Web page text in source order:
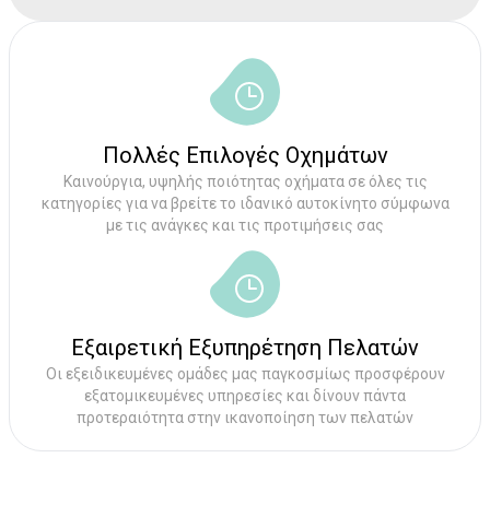
Πολλές Επιλογές Οχημάτων
Καινούργια, υψηλής ποιότητας οχήματα σε όλες τις
κατηγορίες για να βρείτε το ιδανικό αυτοκίνητο σύμφωνα
με τις ανάγκες και τις προτιμήσεις σας
Εξαιρετική Εξυπηρέτηση Πελατών
Οι εξειδικευμένες ομάδες μας παγκοσμίως προσφέρουν
εξατομικευμένες υπηρεσίες και δίνουν πάντα
προτεραιότητα στην ικανοποίηση των πελατών